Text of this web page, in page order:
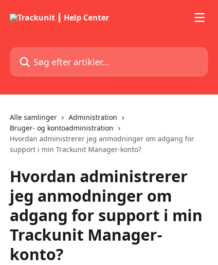
Søg efter artikler...
Alle samlinger
Administration
Bruger- og kontoadministration
Hvordan administrerer jeg anmodninger om adgang for
support i min Trackunit Manager-konto?
Hvordan administrerer
jeg anmodninger om
adgang for support i min
Trackunit Manager-
konto?